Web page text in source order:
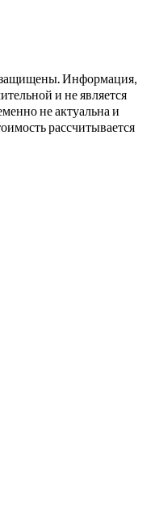
Информация,
и не является
не актуальна и
рассчитывается